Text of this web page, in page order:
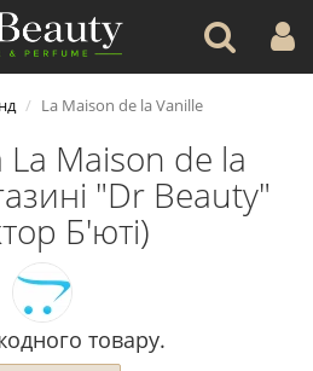
La Maison de la Vanille
La Maison de la
"Dr Beauty"
Б'юті)
товару.